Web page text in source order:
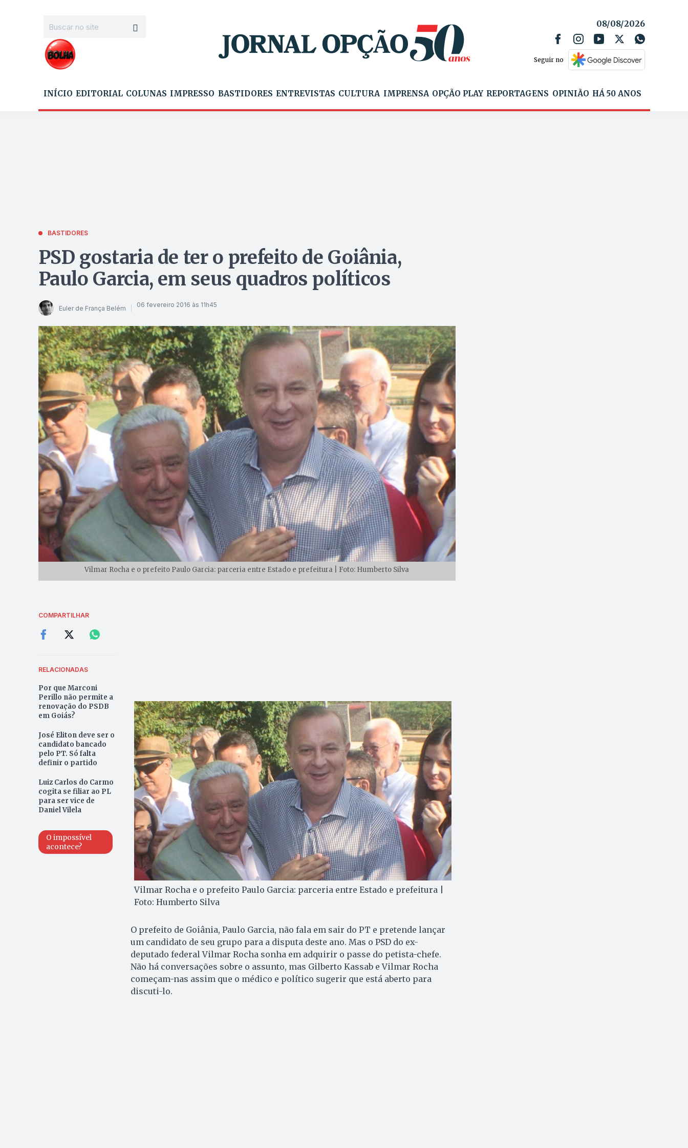
08/08/2026
Seguir no
INÍCIO EDITORIAL COLUNAS IMPRESSO BASTIDORES ENTREVISTAS CULTURA IMPRENSA OPÇÃO PLAY REPORTAGENS OPINIÃO HÁ 50 ANOS
BASTIDORES
PSD gostaria de ter o prefeito de Goiânia,
Paulo Garcia, em seus quadros políticos
Euler de França Belém 06 fevereiro 2016 às 11h45
Vilmar Rocha e o prefeito Paulo Garcia: parceria entre Estado e prefeitura | Foto: Humberto Silva
COMPARTILHAR
RELACIONADAS
Por que Marconi
Perillo não permite a
renovação do PSDB
em Goiás?
José Eliton deve ser o
candidato bancado
pelo PT. Só falta
definir o partido
Luiz Carlos do Carmo
cogita se filiar ao PL
para ser vice de
Daniel Vilela
O impossível
acontece?
Vilmar Rocha e o prefeito Paulo Garcia: parceria entre Estado e prefeitura |
Foto: Humberto Silva
O prefeito de Goiânia, Paulo Garcia, não fala em sair do PT e pretende lançar
um candidato de seu grupo para a disputa deste ano. Mas o PSD do ex-
deputado federal Vilmar Rocha sonha em adquirir o passe do petista-chefe.
Não há conversações sobre o assunto, mas Gilberto Kassab e Vilmar Rocha
começam-nas assim que o médico e político sugerir que está aberto para
discuti-lo.